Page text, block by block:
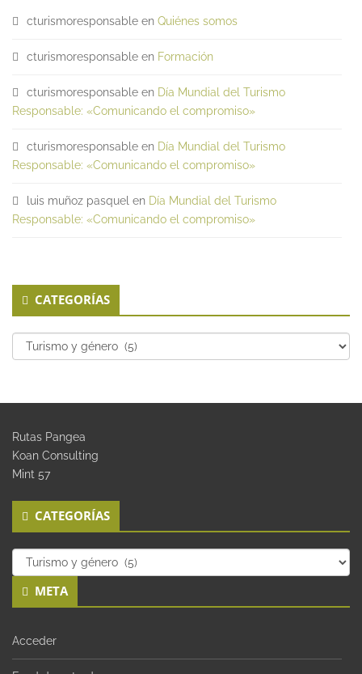
cturismoresponsable en Quiénes somos
cturismoresponsable en Formación
cturismoresponsable en Día Mundial del Turismo
Responsable: «Comunicando el compromiso»
cturismoresponsable en Día Mundial del Turismo
Responsable: «Comunicando el compromiso»
luis muñoz pasquel en Día Mundial del Turismo
Responsable: «Comunicando el compromiso»
CATEGORÍAS
Categorías
Rutas Pangea
Koan Consulting
Mint 57
CATEGORÍAS
Categorías
META
Acceder